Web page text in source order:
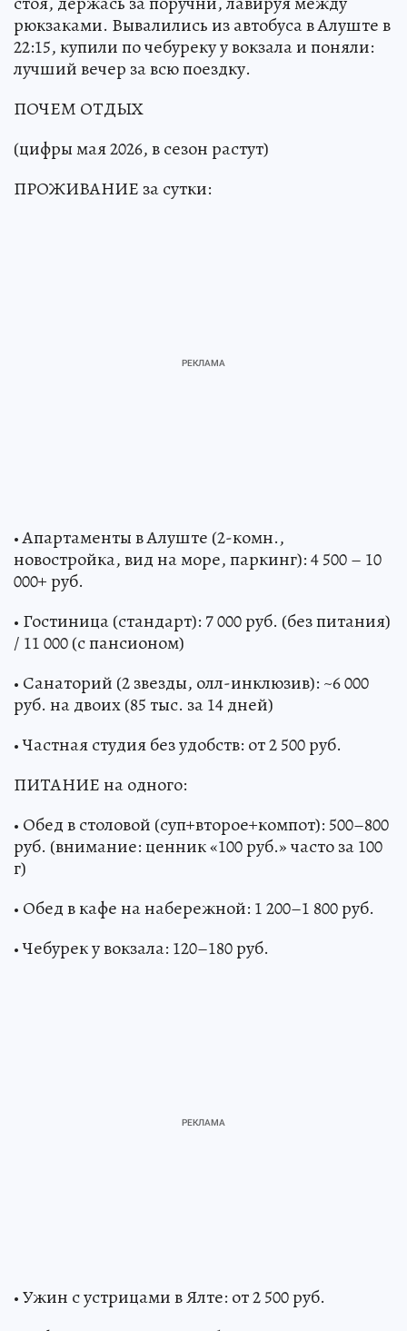
рюкзаками. Вывалились из автобуса в Алуште в
22:15, купили по чебуреку у вокзала и поняли:
лучший вечер за всю поездку.
ПОЧЕМ ОТДЫХ
(цифры мая 2026, в сезон растут)
ПРОЖИВАНИЕ за сутки:
• Апартаменты в Алуште (2-комн.,
новостройка, вид на море, паркинг): 4 500 – 10
000+ руб.
• Гостиница (стандарт): 7 000 руб. (без питания)
/ 11 000 (с пансионом)
• Санаторий (2 звезды, олл-инклюзив): ~6 000
руб. на двоих (85 тыс. за 14 дней)
• Частная студия без удобств: от 2 500 руб.
ПИТАНИЕ на одного:
• Обед в столовой (суп+второе+компот): 500–800
руб. (внимание: ценник «100 руб.» часто за 100
г)
• Обед в кафе на набережной: 1 200–1 800 руб.
• Чебурек у вокзала: 120–180 руб.
• Ужин с устрицами в Ялте: от 2 500 руб.